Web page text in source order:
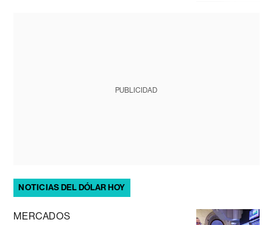
PUBLICIDAD
NOTICIAS DEL DÓLAR HOY
MERCADOS